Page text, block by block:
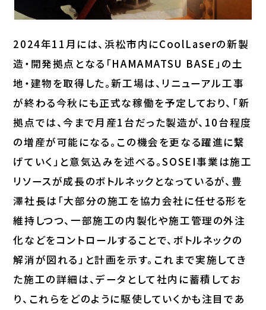
2024年11月には、浜松市内にCoolLaserの新製
造・開発拠点となる「HAMAMATSU BASE」の土
地・建物を取得した。新工場は、リニューアル工事
が終わる今秋にも正式な稼働を予定しており、「新
拠点では、今まで月産1台だった製造が、10台程度
の増産が可能になる。この機会を更なる躍進に繋
げていく」と意気込みを述べる。SOSEI事業は施工
リソースが成長のボトルネックとなっているが、豊
澤社長は「大部分の施工を協力会社に任せる形を
維持しつつ、一部施工の内製化や施工管理の外注
化などをコントロールすることで、ボトルネックの
解消が図れる」と計画を示す。これまで実施してき
た施工の詳細は、データとして社内に蓄積してお
り、これらをどのように駆使していくかも注目であ